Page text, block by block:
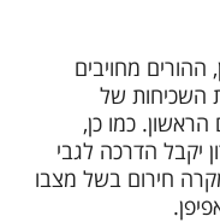
ההורים מחויבים
השכיחות של
כמו כן,
יקבל הדרכה לגבי
חירום בשל מצבו